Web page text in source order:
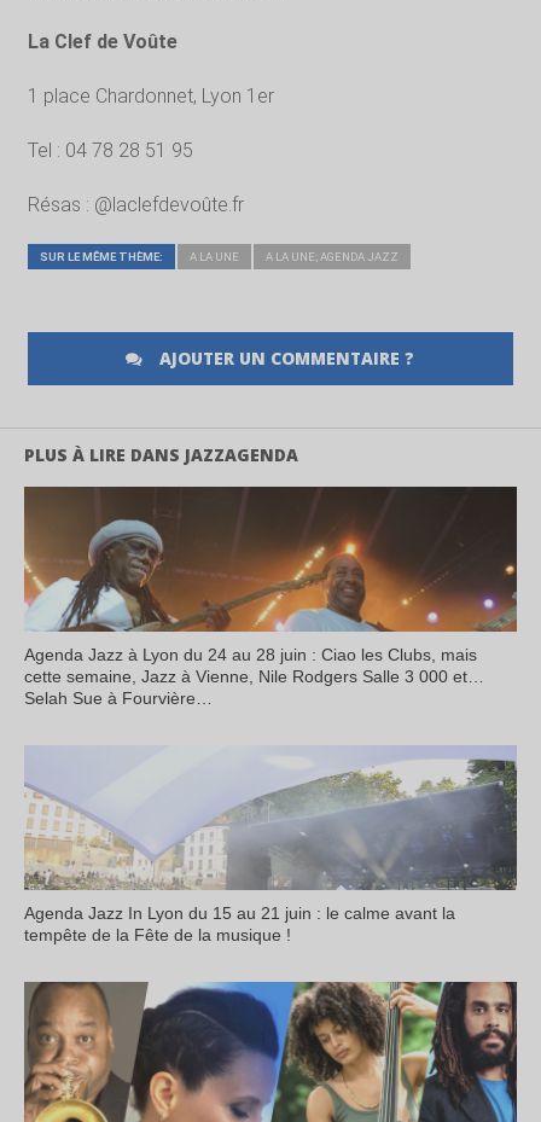
La Clef de Voûte
1 place Chardonnet, Lyon 1er
Tel : 04 78 28 51 95
Résas : @laclefdevoûte.fr
SUR LE MÊME THÈME: A LA UNE A LA UNE; AGENDA JAZZ
AJOUTER UN COMMENTAIRE ?
PLUS À LIRE DANS JAZZAGENDA
Agenda Jazz à Lyon du 24 au 28 juin : Ciao les Clubs, mais
cette semaine, Jazz à Vienne, Nile Rodgers Salle 3 000 et…
Selah Sue à Fourvière…
Agenda Jazz In Lyon du 15 au 21 juin : le calme avant la
tempête de la Fête de la musique !